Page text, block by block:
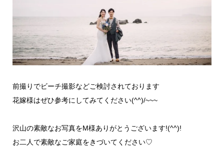
前撮りでビーチ撮影などご検討されております
花嫁様はぜひ参考にしてみてください(^^)/~~~
沢山の素敵なお写真をM様ありがとうございます!(^^)!
お二人で素敵なご家庭をきづいてください♡